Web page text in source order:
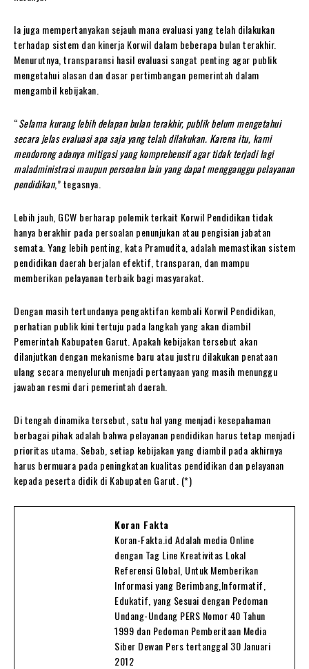
Ia juga mempertanyakan sejauh mana evaluasi yang telah dilakukan
terhadap sistem dan kinerja Korwil dalam beberapa bulan terakhir.
Menurutnya, transparansi hasil evaluasi sangat penting agar publik
mengetahui alasan dan dasar pertimbangan pemerintah dalam
mengambil kebijakan.
“Selama kurang lebih delapan bulan terakhir, publik belum mengetahui
secara jelas evaluasi apa saja yang telah dilakukan. Karena itu, kami
mendorong adanya mitigasi yang komprehensif agar tidak terjadi lagi
maladministrasi maupun persoalan lain yang dapat mengganggu pelayanan
pendidikan,” tegasnya.
Lebih jauh, GCW berharap polemik terkait Korwil Pendidikan tidak
hanya berakhir pada persoalan penunjukan atau pengisian jabatan
semata. Yang lebih penting, kata Pramudita, adalah memastikan sistem
pendidikan daerah berjalan efektif, transparan, dan mampu
memberikan pelayanan terbaik bagi masyarakat.
Dengan masih tertundanya pengaktifan kembali Korwil Pendidikan,
perhatian publik kini tertuju pada langkah yang akan diambil
Pemerintah Kabupaten Garut. Apakah kebijakan tersebut akan
dilanjutkan dengan mekanisme baru atau justru dilakukan penataan
ulang secara menyeluruh menjadi pertanyaan yang masih menunggu
jawaban resmi dari pemerintah daerah.
Di tengah dinamika tersebut, satu hal yang menjadi kesepahaman
berbagai pihak adalah bahwa pelayanan pendidikan harus tetap menjadi
prioritas utama. Sebab, setiap kebijakan yang diambil pada akhirnya
harus bermuara pada peningkatan kualitas pendidikan dan pelayanan
kepada peserta didik di Kabupaten Garut. (*)
Koran Fakta
Koran-Fakta.id Adalah media Online
dengan Tag Line Kreativitas Lokal
Referensi Global, Untuk Memberikan
Informasi yang Berimbang,Informatif,
Edukatif, yang Sesuai dengan Pedoman
Undang-Undang PERS Nomor 40 Tahun
1999 dan Pedoman Pemberitaan Media
Siber Dewan Pers tertanggal 30 Januari
2012